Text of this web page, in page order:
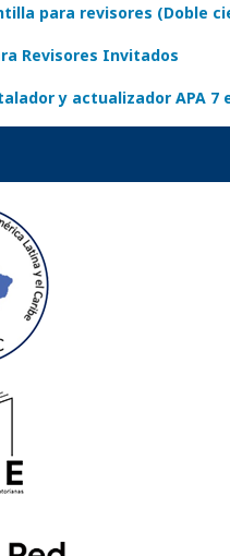
para revisores (Doble
Revisores Invitados
y actualizador APA 7